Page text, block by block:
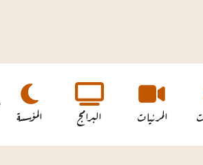
المرئيات البرامج المؤسسة